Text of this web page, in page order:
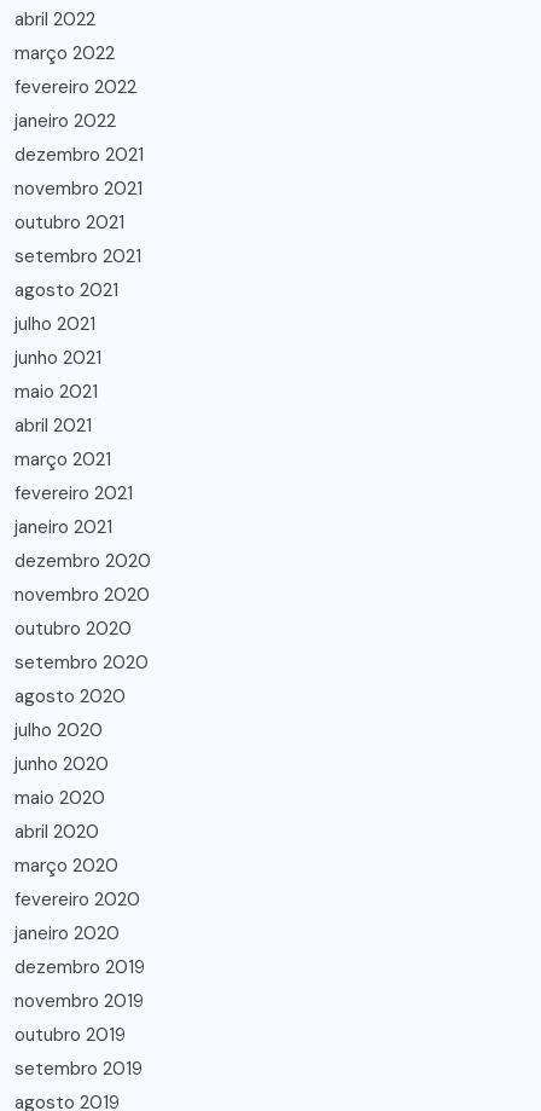
abril 2022
março 2022
fevereiro 2022
janeiro 2022
dezembro 2021
novembro 2021
outubro 2021
setembro 2021
agosto 2021
julho 2021
junho 2021
maio 2021
abril 2021
março 2021
fevereiro 2021
janeiro 2021
dezembro 2020
novembro 2020
outubro 2020
setembro 2020
agosto 2020
julho 2020
junho 2020
maio 2020
abril 2020
março 2020
fevereiro 2020
janeiro 2020
dezembro 2019
novembro 2019
outubro 2019
setembro 2019
agosto 2019